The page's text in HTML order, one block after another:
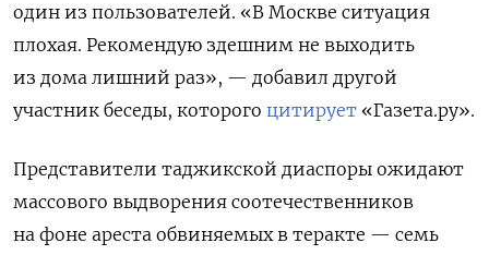
один из пользователей. «В Москве ситуация
плохая. Рекомендую здешним не выходить
из дома лишний раз», — добавил другой
участник беседы, которого цитирует «Газета.ру».
Представители таджикской диаспоры ожидают
массового выдворения соотечественников
на фоне ареста обвиняемых в теракте — семь